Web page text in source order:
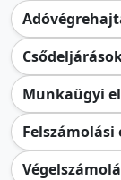
Munkaügyi